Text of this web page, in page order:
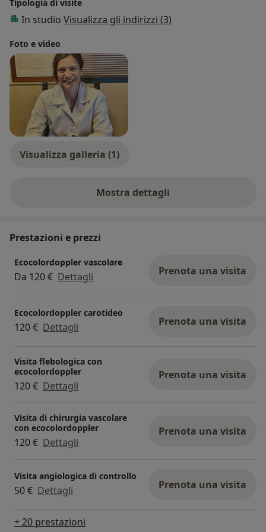
Uditore.
Uditore.
SICVE - Bologna 23/10/2017 - 25/10/2017,
Relatore: Uditore.
SICVE - Roma 23/10/2016 - 25/10/2016, Relatore:
Uditore.
SICVE - Milano 04/10/2015 - 06/10/2015, Relatore:
Uditore.
Tipologia di visite
In studio Visualizza gli indirizzi (3)
Foto e video
Visualizza galleria (1)
Mostra dettagli
sull'esperienza
Prestazioni e prezzi
Ecocolordoppler vascolare
Da 120 € Dettagli Prenota una visita
Ecocolordoppler carotideo
120 € Dettagli Prenota una visita
Visita flebologica con
ecocolordoppler
120 € Dettagli
Prenota una visita
Visita di chirurgia vascolare
con ecocolordoppler
120 € Dettagli
Prenota una visita
Visita angiologica di controllo
50 € Dettagli Prenota una visita
+ 20 prestazioni